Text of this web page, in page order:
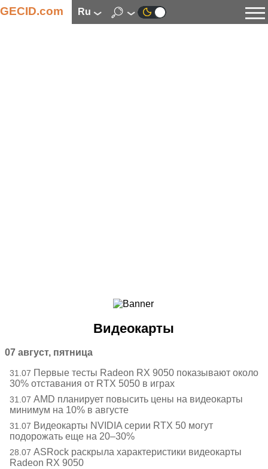
GECID.com ru
Смартфоны
Периферия
Игры
Видеокарты
07 август, пятница
31.07 Первые тесты Radeon RX 9050 показывают около
30% отставания от RTX 5050 в играх
31.07 AMD планирует повысить цены на видеокарты
минимум на 10% в августе
31.07 Видеокарты NVIDIA серии RTX 50 могут
подорожать еще на 20–30%
28.07 ASRock раскрыла характеристики видеокарты
Radeon RX 9050